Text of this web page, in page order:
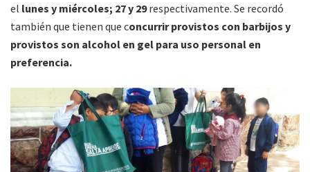
el lunes y miércoles; 27 y 29respectivamente. Se recordó
también que tienen que concurrir provistos con barbijos y
provistos son alcohol en gel para uso personal en
preferencia.